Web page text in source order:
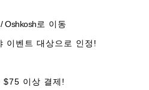
Oshkosh로 이동
이벤트 대상으로 인정!
이상 결제!